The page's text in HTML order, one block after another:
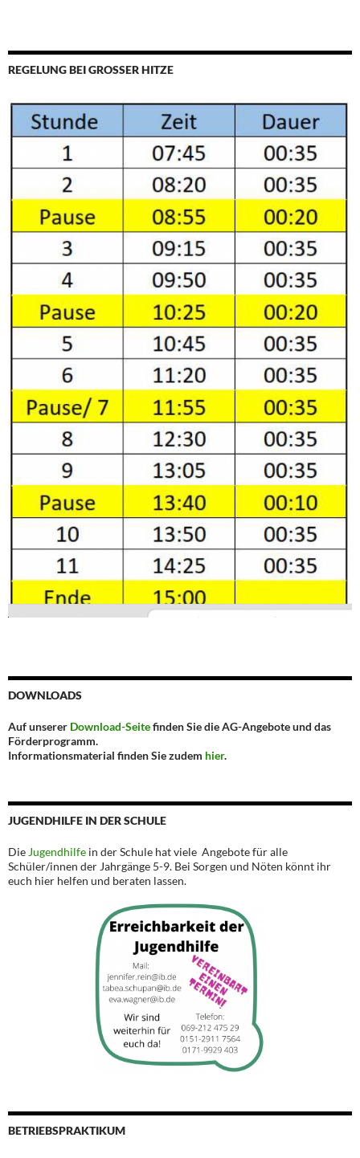
REGELUNG BEI GROSSER HITZE
DOWNLOADS
Auf unserer Download-Seitefinden Sie die AG-Angebote und das
Förderprogramm.
Informationsmaterial finden Sie zudem hier.
JUGENDHILFE IN DER SCHULE
Die Jugendhilfe in der Schule hat viele Angebote für alle
Schüler/innen der Jahrgänge 5-9. Bei Sorgen und Nöten könnt ihr
euch hier helfen und beraten lassen.
BETRIEBSPRAKTIKUM